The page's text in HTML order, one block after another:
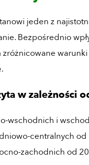
jeden z
Bezpośrednio
w zależności
wschodnich i
centralnych
zachodnich od